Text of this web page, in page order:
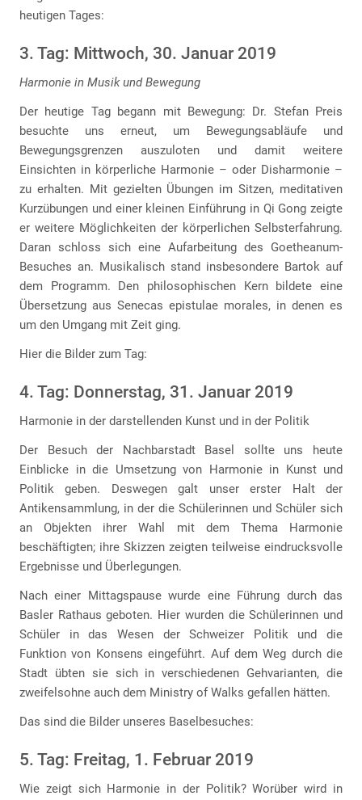
heutigen Tages:
3. Tag: Mittwoch, 30. Januar 2019
Harmonie in Musik und Bewegung
Der heutige Tag begann mit Bewegung: Dr. Stefan Preis
besuchte uns erneut, um Bewegungsabläufe und
Bewegungsgrenzen auszuloten und damit weitere
Einsichten in körperliche Harmonie – oder Disharmonie –
zu erhalten. Mit gezielten Übungen im Sitzen, meditativen
Kurzübungen und einer kleinen Einführung in Qi Gong zeigte
er weitere Möglichkeiten der körperlichen Selbsterfahrung.
Daran schloss sich eine Aufarbeitung des Goetheanum-
Besuches an. Musikalisch stand insbesondere Bartok auf
dem Programm. Den philosophischen Kern bildete eine
Übersetzung aus Senecas epistulae morales, in denen es
um den Umgang mit Zeit ging.
Hier die Bilder zum Tag:
4. Tag: Donnerstag, 31. Januar 2019
Harmonie in der darstellenden Kunst und in der Politik
Der Besuch der Nachbarstadt Basel sollte uns heute
Einblicke in die Umsetzung von Harmonie in Kunst und
Politik geben. Deswegen galt unser erster Halt der
Antikensammlung, in der die Schülerinnen und Schüler sich
an Objekten ihrer Wahl mit dem Thema Harmonie
beschäftigten; ihre Skizzen zeigten teilweise eindrucksvolle
Ergebnisse und Überlegungen.
Nach einer Mittagspause wurde eine Führung durch das
Basler Rathaus geboten. Hier wurden die Schülerinnen und
Schüler in das Wesen der Schweizer Politik und die
Funktion von Konsens eingeführt. Auf dem Weg durch die
Stadt übten sie sich in verschiedenen Gehvarianten, die
zweifelsohne auch dem Ministry of Walks gefallen hätten.
Das sind die Bilder unseres Baselbesuches:
5. Tag: Freitag, 1. Februar 2019
Wie zeigt sich Harmonie in der Politik? Worüber wird in